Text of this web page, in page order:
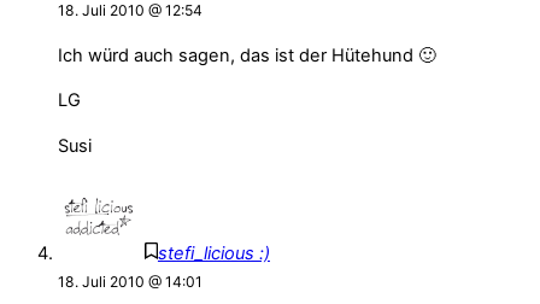
18. Juli 2010 @ 12:54
Ich würd auch sagen, das ist der Hütehund 🙂
LG
Susi
stefi_licious :)
18. Juli 2010 @ 14:01